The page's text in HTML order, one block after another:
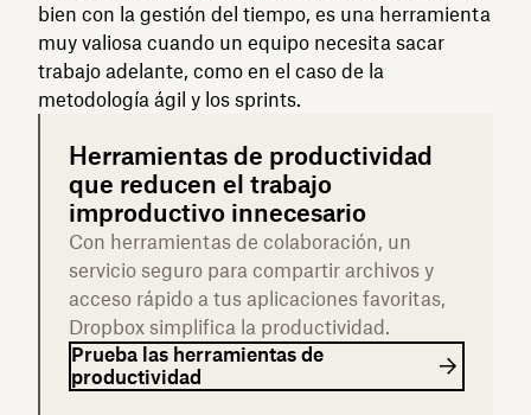
bien con la gestión del tiempo, es una herramienta
muy valiosa cuando un equipo necesita sacar
trabajo adelante, como en el caso de la
metodología ágil y los sprints.
Herramientas de productividad
que reducen el trabajo
improductivo innecesario
Con herramientas de colaboración, un
servicio seguro para compartir archivos y
acceso rápido a tus aplicaciones favoritas,
Dropbox simplifica la productividad.
Prueba las herramientas de
productividad